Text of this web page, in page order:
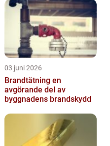
03 juni 2026
Brandtätning en
avgörande del av
byggnadens brandskydd